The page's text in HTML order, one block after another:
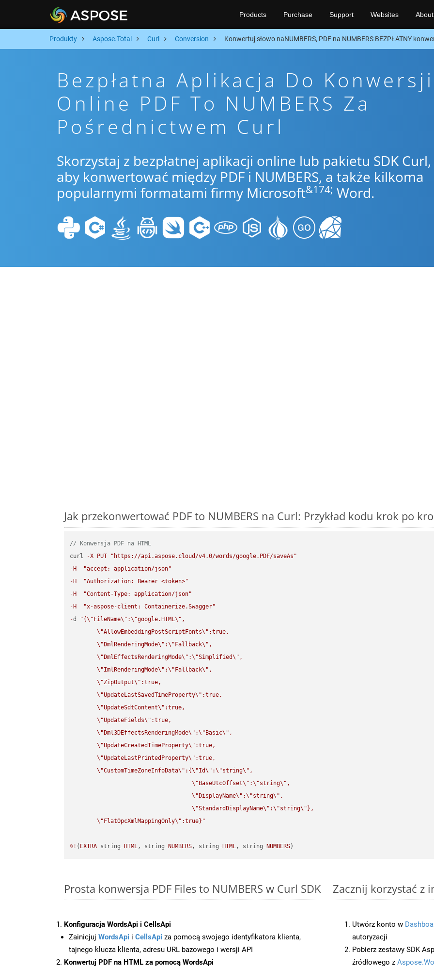
Products Purchase Support Websites About
Produkty Aspose.Total Curl Conversion Konwertuj słowo naNUMBERS, PDF na NUMBERS BEZPŁATNY
Bezpłatna Aplikacja Do Konwersji
Online PDF To NUMBERS Za
Pośrednictwem Curl
Skorzystaj z bezpłatnej aplikacji online lub pakietu SDK Curl,
aby konwertować między PDF i NUMBERS, a także kilkoma
popularnymi formatami firmy Microsoft&174; Word.
Jak przekonwertować PDF to NUMBERS na Curl: Przykład kodu krok po
// Konwersja PDF na HTML
curl
-X PUT
"https://api.aspose.cloud/v4.0/words/google.PDF/saveAs"
- H
"accept: application/json"
- H
"Authorization: Bearer <token>"
- H
"Content-Type: application/json"
- H
"x-aspose-client: Containerize.Swagger"
-d "{\" FileName\" :\"google.HTML\" ,
\"AllowEmbeddingPostScriptFonts\" :true,
\" DmlRenderingMode\" :\" Fallback\" ,
\" DmlEffectsRenderingMode\" :\"Simplified\" ,
\"ImlRenderingMode\" :\" Fallback\" ,
\"ZipOutput\" :true,
\"UpdateLastSavedTimeProperty\" :true,
\"UpdateSdtContent\" :true,
\"UpdateFields\" :true,
\" Dml3DEffectsRenderingMode\" :\" Basic\" ,
\"UpdateCreatedTimeProperty\" :true,
\"UpdateLastPrintedProperty\" :true,
\"CustomTimeZoneInfoData\" :{\"Id\" :\"string\" ,
\" BaseUtcOffset\" :\"string\" ,
\" DisplayName\" :\"string\" ,
\"StandardDisplayName\" :\"string\" },
\" FlatOpcXmlMappingOnly\" :true}"
%! ( EXTRA string=HTML, string=NUMBERS, string=HTML, string=NUMBERS)
Prosta konwersja PDF Files to NUMBERS w Curl SDK
Konfiguracja WordsApi i CellsApi
Zainicjuj WordsApi i CellsApi za pomocą swojego identyfikatora klienta,
tajnego klucza klienta, adresu URL bazowego i wersji API
Konwertuj PDF na HTML za pomocą WordsApi
Zacznij korzystać z
Utwórz konto w
autoryzacji
Pobierz zestawy SDK
źródłowego z